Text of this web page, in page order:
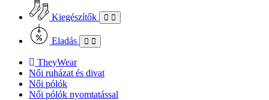
Kiegészítők
Eladás
TheyWear
Női ruházat és divat
Női pólók
Női pólók nyomtatással